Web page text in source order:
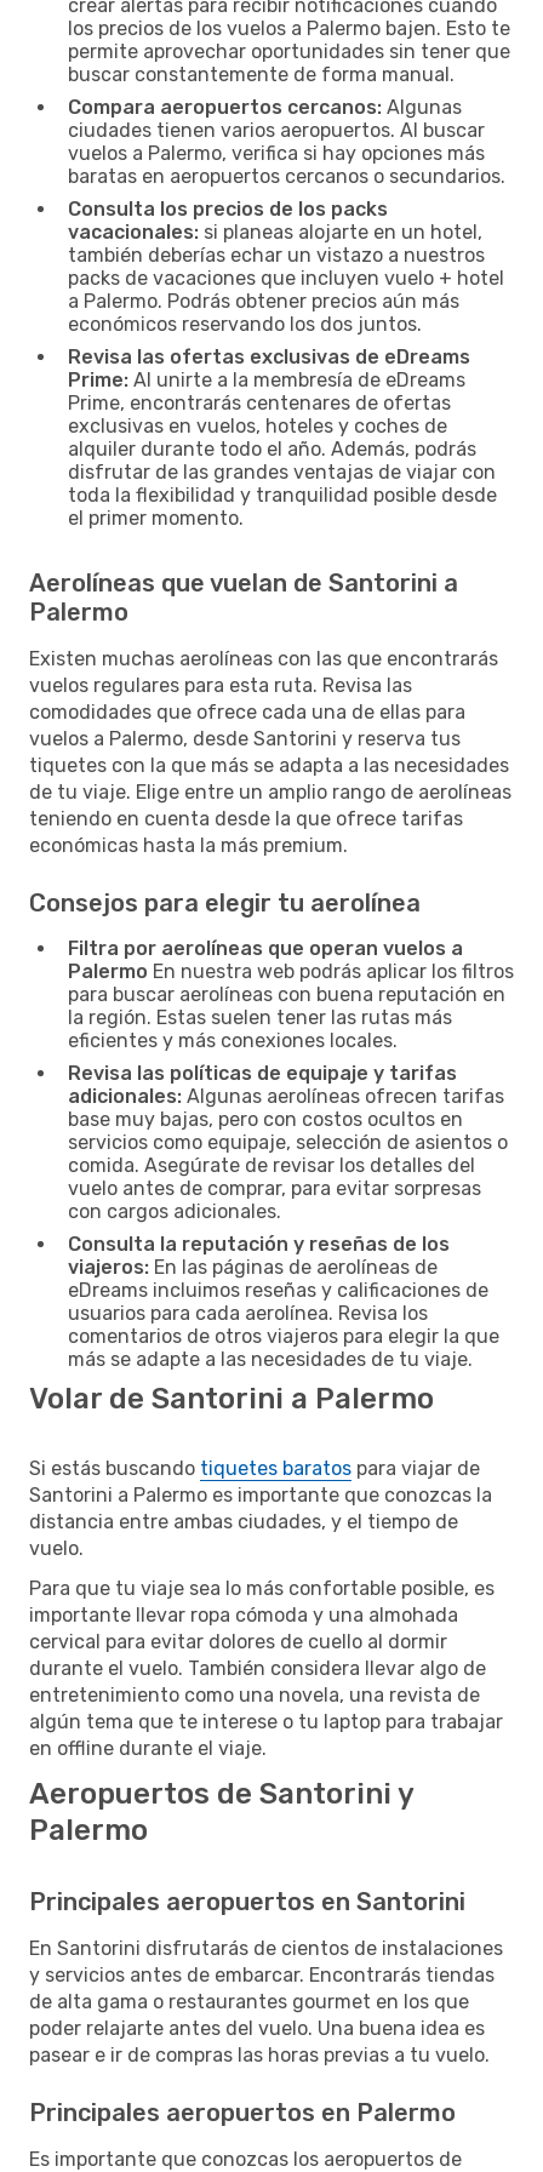
crear alertas para recibir notificaciones cuando
los precios de los vuelos a Palermo bajen. Esto te
permite aprovechar oportunidades sin tener que
buscar constantemente de forma manual.
Compara aeropuertos cercanos: Algunas
ciudades tienen varios aeropuertos. Al buscar
vuelos a Palermo, verifica si hay opciones más
baratas en aeropuertos cercanos o secundarios.
Consulta los precios de los packs
vacacionales: si planeas alojarte en un hotel,
también deberías echar un vistazo a nuestros
packs de vacaciones que incluyen vuelo + hotel
a Palermo. Podrás obtener precios aún más
económicos reservando los dos juntos.
Revisa las ofertas exclusivas de eDreams
Prime: Al unirte a la membresía de eDreams
Prime, encontrarás centenares de ofertas
exclusivas en vuelos, hoteles y coches de
alquiler durante todo el año. Además, podrás
disfrutar de las grandes ventajas de viajar con
toda la flexibilidad y tranquilidad posible desde
el primer momento.
Aerolíneas que vuelan de Santorini a
Palermo
Existen muchas aerolíneas con las que encontrarás
vuelos regulares para esta ruta. Revisa las
comodidades que ofrece cada una de ellas para
vuelos a Palermo, desde Santorini y reserva tus
tiquetes con la que más se adapta a las necesidades
de tu viaje. Elige entre un amplio rango de aerolíneas
teniendo en cuenta desde la que ofrece tarifas
económicas hasta la más premium.
Consejos para elegir tu aerolínea
Filtra por aerolíneas que operan vuelos a
Palermo En nuestra web podrás aplicar los filtros
para buscar aerolíneas con buena reputación en
la región. Estas suelen tener las rutas más
eficientes y más conexiones locales.
Revisa las políticas de equipaje y tarifas
adicionales: Algunas aerolíneas ofrecen tarifas
base muy bajas, pero con costos ocultos en
servicios como equipaje, selección de asientos o
comida. Asegúrate de revisar los detalles del
vuelo antes de comprar, para evitar sorpresas
con cargos adicionales.
Consulta la reputación y reseñas de los
viajeros: En las páginas de aerolíneas de
eDreams incluimos reseñas y calificaciones de
usuarios para cada aerolínea. Revisa los
comentarios de otros viajeros para elegir la que
más se adapte a las necesidades de tu viaje.
Volar de Santorini a Palermo
Si estás buscando tiquetes baratos para viajar de
Santorini a Palermo es importante que conozcas la
distancia entre ambas ciudades, y el tiempo de
vuelo.
Para que tu viaje sea lo más confortable posible, es
importante llevar ropa cómoda y una almohada
cervical para evitar dolores de cuello al dormir
durante el vuelo. También considera llevar algo de
entretenimiento como una novela, una revista de
algún tema que te interese o tu laptop para trabajar
en offline durante el viaje.
Aeropuertos de Santorini y
Palermo
Principales aeropuertos en Santorini
En Santorini disfrutarás de cientos de instalaciones
y servicios antes de embarcar. Encontrarás tiendas
de alta gama o restaurantes gourmet en los que
poder relajarte antes del vuelo. Una buena idea es
pasear e ir de compras las horas previas a tu vuelo.
Principales aeropuertos en Palermo
Es importante que conozcas los aeropuertos de